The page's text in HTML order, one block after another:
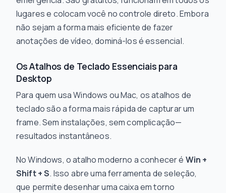
lugares e colocam você no controle direto. Embora
não sejam a forma mais eficiente de fazer
anotações de vídeo, dominá-los é essencial.
Os Atalhos de Teclado Essenciais para
Desktop
Para quem usa Windows ou Mac, os atalhos de
teclado são a forma mais rápida de capturar um
frame. Sem instalações, sem complicação—
resultados instantâneos.
No Windows, o atalho moderno a conhecer é Win +
Shift + S. Isso abre uma ferramenta de seleção,
que permite desenhar uma caixa em torno